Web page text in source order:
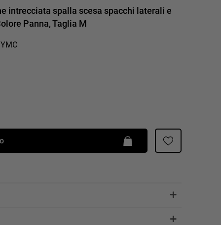
Patrizia Pepe
intrecciata spalla scesa spacchi laterali e
Panna, Taglia M